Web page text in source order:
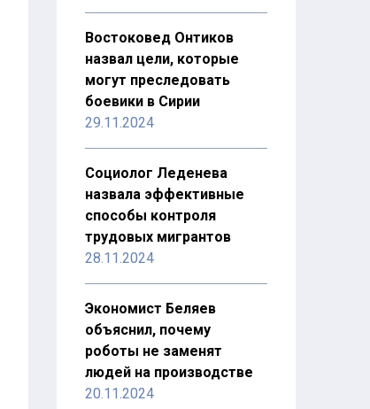
Востоковед Онтиков
назвал цели, которые
могут преследовать
боевики в Сирии
29.11.2024
Социолог Леденева
назвала эффективные
способы контроля
трудовых мигрантов
28.11.2024
Экономист Беляев
объяснил, почему
роботы не заменят
людей на производстве
20.11.2024